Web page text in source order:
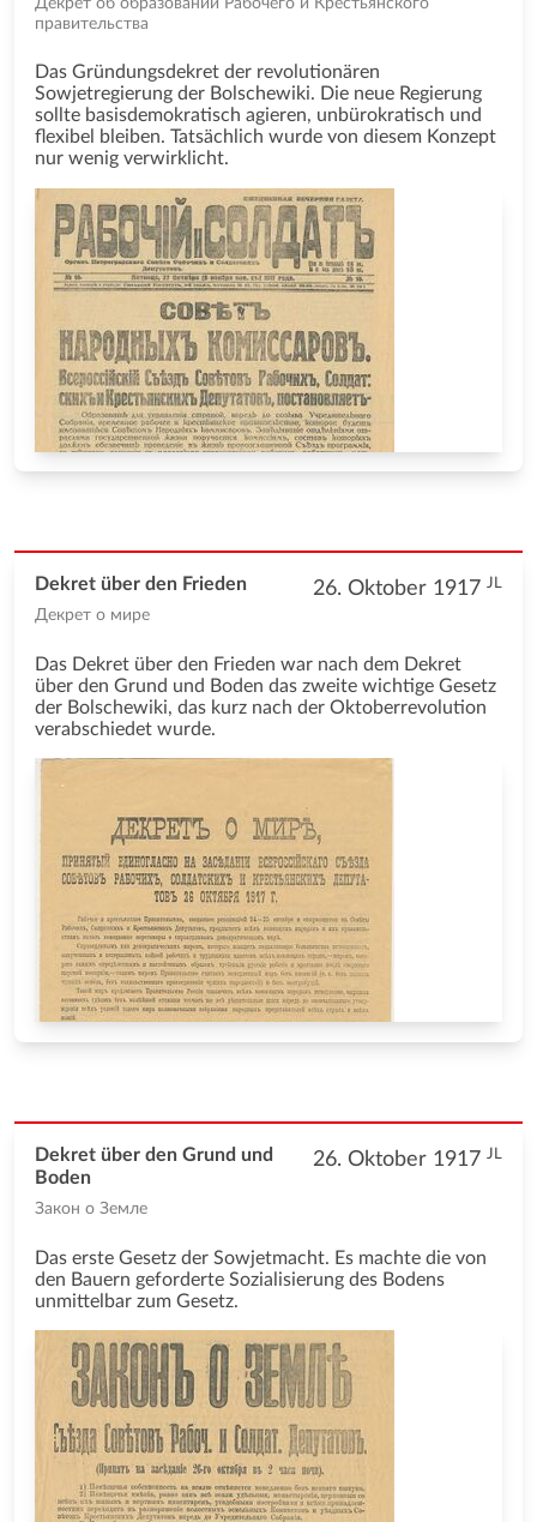
правительства
Das Gründungsdekret der revolutionären
Sowjetregierung der Bolschewiki. Die neue Regierung
sollte basisdemokratisch agieren, unbürokratisch und
flexibel bleiben. Tatsächlich wurde von diesem Konzept
nur wenig verwirklicht.
26. Oktober 1917JL
Dekret über den Frieden
Декрет о мире
Das Dekret über den Frieden war nach dem Dekret
über den Grund und Boden das zweite wichtige Gesetz
der Bolschewiki, das kurz nach der Oktoberrevolution
verabschiedet wurde.
26. Oktober 1917JL
Dekret über den Grund und
Boden
Закон о Земле
Das erste Gesetz der Sowjetmacht. Es machte die von
den Bauern geforderte Sozialisierung des Bodens
unmittelbar zum Gesetz.